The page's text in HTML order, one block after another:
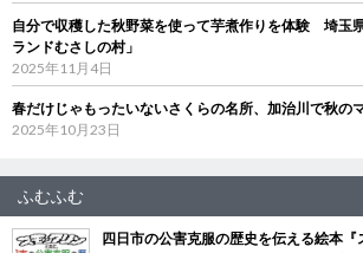
自分で収穫した秋野菜を使って芋煮作りを体験 埼玉
ランドむさしの村」
2025年11月4日
春だけじゃもったいないさくらの名所、加治川で秋の
2025年10月23日
ふむふむ
四日市の公害克服の歴史を伝える絵本